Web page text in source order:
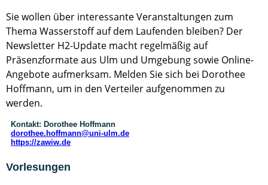
Sie wollen über interessante Veranstaltungen zum
Thema Wasserstoff auf dem Laufenden bleiben? Der
Newsletter H2-Update macht regelmäßig auf
Präsenzformate aus Ulm und Umgebung sowie Online-
Angebote aufmerksam. Melden Sie sich bei Dorothee
Hoffmann, um in den Verteiler aufgenommen zu
werden.
Kontakt: Dorothee Hoffmann
dorothee.hoffmann@uni-ulm.de
https://zawiw.de
Vorlesungen